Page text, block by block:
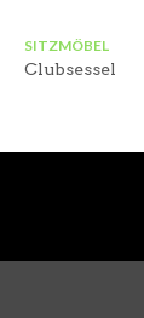
SITZMÖBEL
Clubsessel